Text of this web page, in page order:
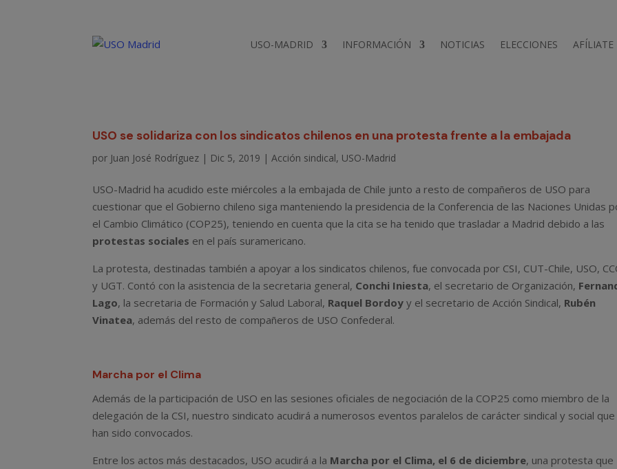
USO-MADRID INFORMACIÓN NOTICIAS ELECCIONES AFÍLIATE
USO se solidariza con los sindicatos chilenos en una protesta frente a la embajada
por Juan José Rodríguez | Dic 5, 2019 |Acción sindical, USO-Madrid
USO-Madrid ha acudido este miércoles a la embajada de Chile junto a resto de compañeros de USO para
cuestionar que el Gobierno chileno siga manteniendo la presidencia de la Conferencia de las Naciones Unidas
el Cambio Climático (COP25), teniendo en cuenta que la cita se ha tenido que trasladar a Madrid debido a las
protestas sociales en el país suramericano.
La protesta, destinadas también a apoyar a los sindicatos chilenos, fue convocada por CSI, CUT-Chile, USO,
y UGT. Contó con la asistencia de la secretaria general, Conchi Iniesta, el secretario de Organización,
Lago, la secretaria de Formación y Salud Laboral, Raquel Bordoy y el secretario de Acción Sindical, Rubén
Vinatea, además del resto de compañeros de USO Confederal.
Marcha por el Clima
Además de la participación de USO en las sesiones oficiales de negociación de la COP25 como miembro de la
delegación de la CSI, nuestro sindicato acudirá a numerosos eventos paralelos de carácter sindical y social que
han sido convocados.
Entre los actos más destacados, USO acudirá a la Marcha por el Clima, el 6 de diciembre, una protesta que